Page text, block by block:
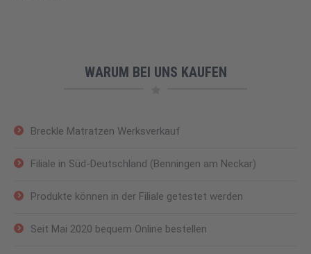
WARUM BEI UNS KAUFEN
Breckle Matratzen Werksverkauf
Filiale in Süd-Deutschland (Benningen am Neckar)
Produkte können in der Filiale getestet werden
Seit Mai 2020 bequem Online bestellen